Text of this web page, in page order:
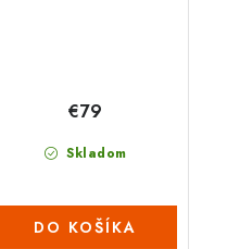
Skladom
€79
DO KOŠÍKA